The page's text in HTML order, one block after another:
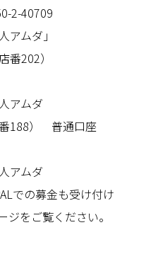
2-40709
アムダ」
202）
アムダ
188） 普通口座
アムダ
での募金も受け付け
ジをご覧ください。